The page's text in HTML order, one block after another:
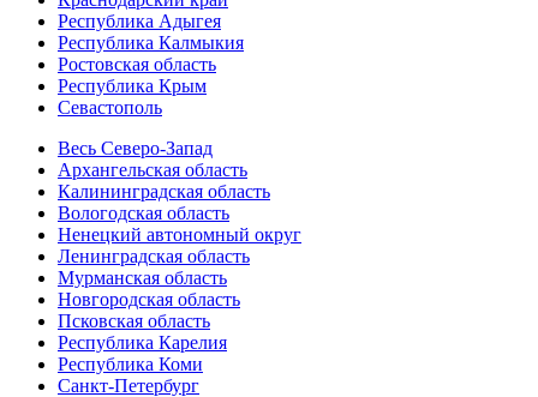
Республика Адыгея
Республика Калмыкия
Ростовская область
Республика Крым
Севастополь
Весь Северо-Запад
Архангельская область
Калининградская область
Вологодская область
Ненецкий автономный округ
Ленинградская область
Мурманская область
Новгородская область
Псковская область
Республика Карелия
Республика Коми
Санкт-Петербург